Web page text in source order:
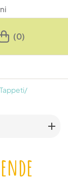
(0)
Tappeti/